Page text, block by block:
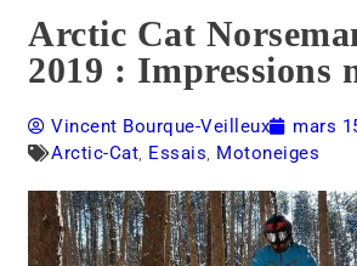
Arctic Cat
2019 : Impressions
Vincent Bourque-Veilleux mars
Arctic-Cat, Essais, Motoneiges